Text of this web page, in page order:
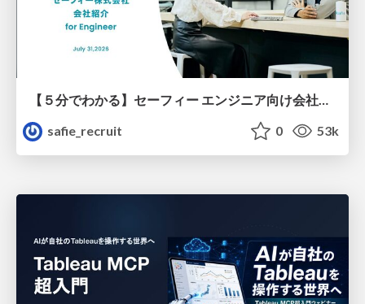
【５分でわかる】セーフィー エンジニア向け会社紹介
safie_recruit
0 53k